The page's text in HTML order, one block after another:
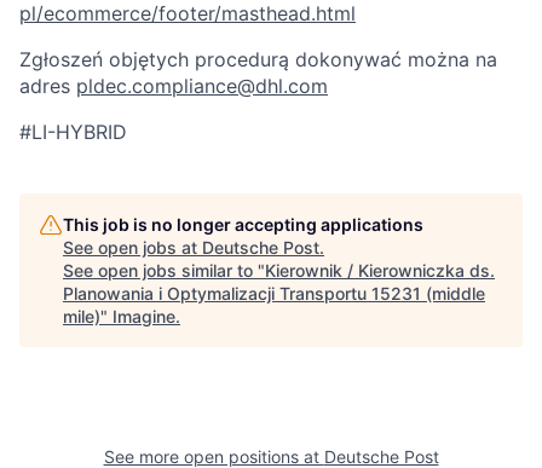
pl/ecommerce/footer/masthead.html
Zgłoszeń objętych procedurą dokonywać można na
adres pldec.compliance@dhl.com
#LI-HYBRID
This job is no longer accepting applications
See open jobs at Deutsche Post.
See open jobs similar to "Kierownik / Kierowniczka ds.
Planowania i Optymalizacji Transportu 15231 (middle
mile)" Imagine.
See more open positions at Deutsche Post